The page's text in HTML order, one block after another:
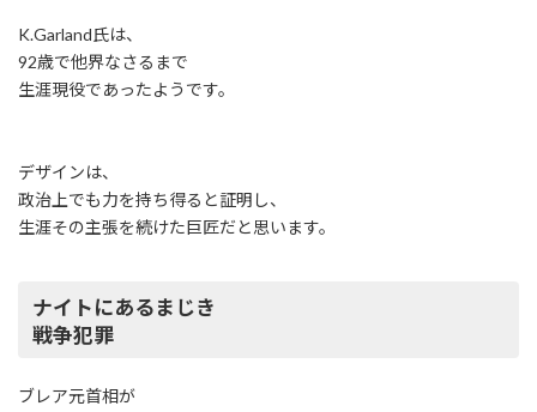
K.Garland氏は、
92歳で他界なさるまで
生涯現役であったようです。
デザインは、
政治上でも力を持ち得ると証明し、
生涯その主張を続けた巨匠だと思います。
ナイトにあるまじき
戦争犯罪
ブレア元首相が